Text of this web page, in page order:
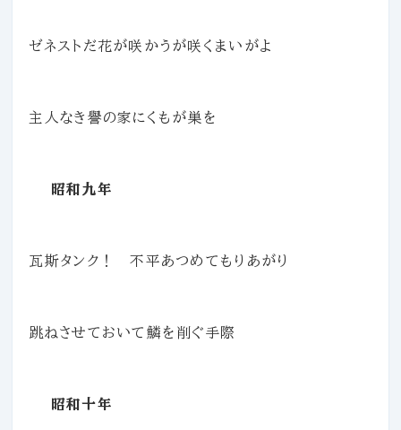
ゼネストだ花が咲かうが咲くまいがよ
主人なき譽の家にくもが巣を
昭和九年
瓦斯タンク！ 不平あつめてもりあがり
跳ねさせておいて鱗を削ぐ手際
昭和十年